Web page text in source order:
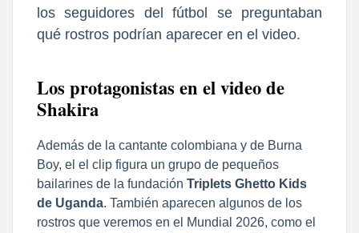
los seguidores del fútbol se preguntaban
qué rostros podrían aparecer en el video.
Los protagonistas en el video de
Shakira
Además de la cantante colombiana y de Burna
Boy, el el clip figura un grupo de pequeños
bailarines de la fundación Triplets Ghetto Kids
de Uganda. También aparecen algunos de los
rostros que veremos en el Mundial 2026, como el